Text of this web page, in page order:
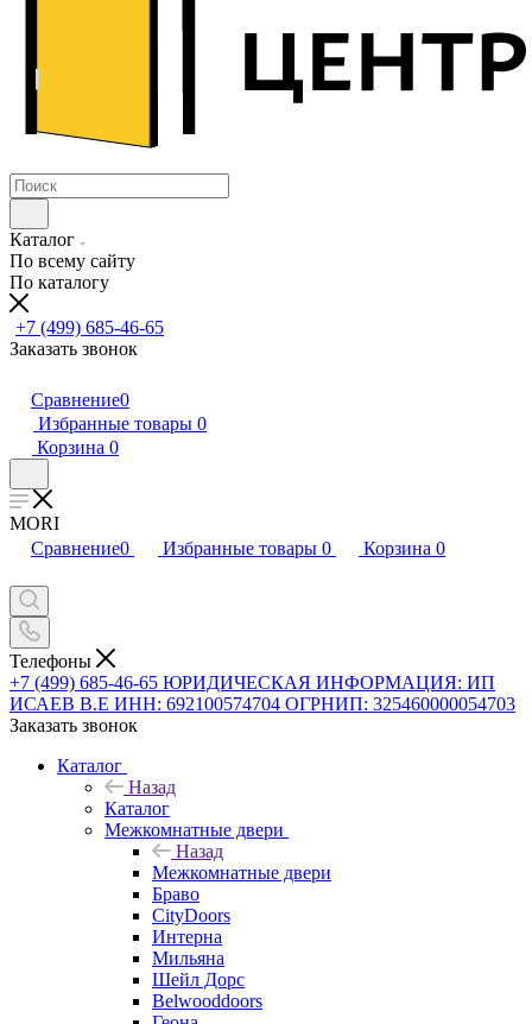
Каталог
По всему сайту
По каталогу
+7 (499) 685-46-65
Заказать звонок
Сравнение0
Избранные товары 0
Корзина 0
MORI
Сравнение0 Избранные товары 0 Корзина 0
Телефоны
+7 (499) 685-46-65 ЮРИДИЧЕСКАЯ ИНФОРМАЦИЯ: ИП
ИСАЕВ В.Е ИНН: 692100574704 ОГРНИП: 325460000054703
Заказать звонок
Каталог
Назад
Каталог
Межкомнатные двери
Назад
Межкомнатные двери
Браво
CityDoors
Интерна
Мильяна
Шейл Дорс
Belwooddoors